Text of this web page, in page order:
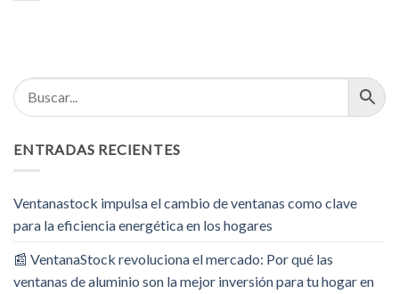
ENTRADAS RECIENTES
Ventanastock impulsa el cambio de ventanas como clave
para la eficiencia energética en los hogares
📰 VentanaStock revoluciona el mercado: Por qué las
ventanas de aluminio son la mejor inversión para tu hogar en